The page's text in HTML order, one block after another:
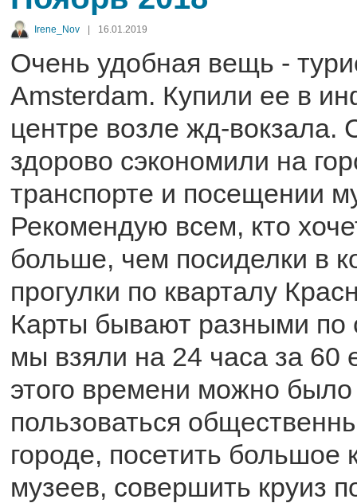
Irene_Nov | 16.01.2019
Очень удобная вещь -
Amsterdam. Купили ее в
центре возле жд-
здорово сэкономили на
транспорте и посещении
Рекомендую всем, кто
больше, чем посиделки в
прогулки по кварталу
Карты бывают разными по
мы взяли на 24 часа за 60
этого времени можно было
пользоваться
городе, посетить большое
музеев, совершить круиз